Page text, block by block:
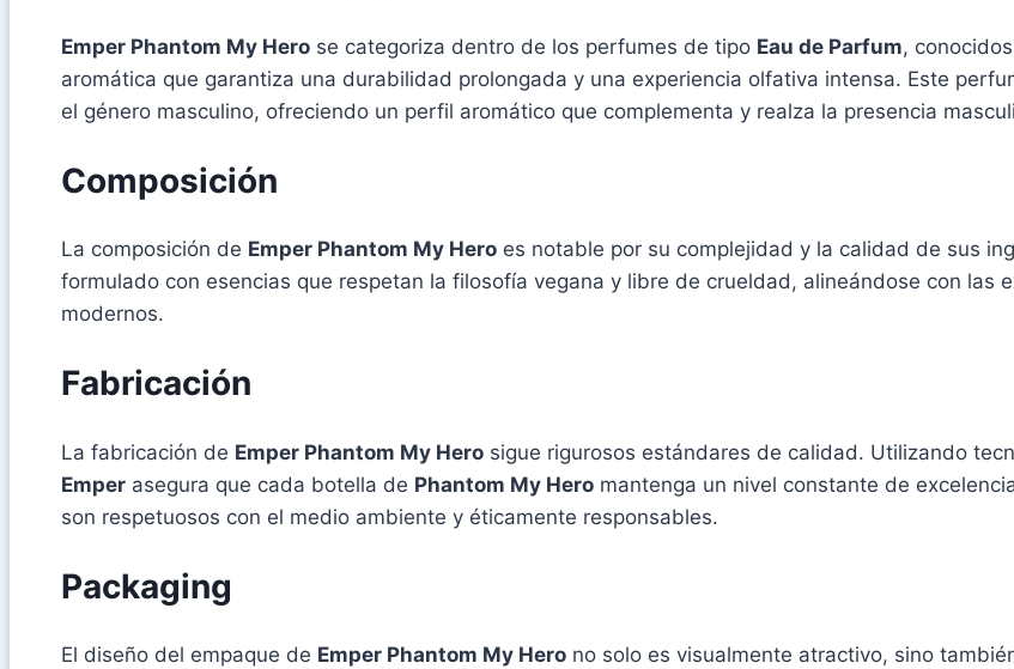
Emper Phantom My Hero se categoriza dentro de los perfumes de tipo Eau de Parfum,
aromática que garantiza una durabilidad prolongada y una experiencia olfativa intensa. Este
el género masculino, ofreciendo un perfil aromático que complementa y realza la presencia
Composición
La composición de Emper Phantom My Hero es notable por su complejidad y la calidad de sus
formulado con esencias que respetan la filosofía vegana y libre de crueldad, alineándose con las
modernos.
Fabricación
La fabricación de Emper Phantom My Hero sigue rigurosos estándares de calidad. Utilizando
Emper asegura que cada botella de Phantom My Hero mantenga un nivel constante de
son respetuosos con el medio ambiente y éticamente responsables.
Packaging
El diseño del empaque de Emper Phantom My Hero no solo es visualmente atractivo, sino